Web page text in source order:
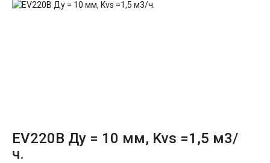
EV220B Ду = 10 мм, Kvs =1,5 м3/
ч.